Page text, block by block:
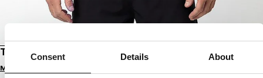
Consent Details About
T-SHIRT MESH HEX CAMO HILLTOP
Melde dich an, um Preise zu sehen